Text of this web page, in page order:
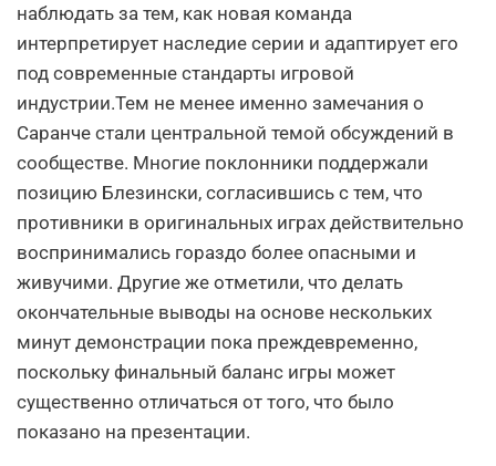
наблюдать за тем, как новая команда
интерпретирует наследие серии и адаптирует его
под современные стандарты игровой
индустрии.Тем не менее именно замечания о
Саранче стали центральной темой обсуждений в
сообществе. Многие поклонники поддержали
позицию Блезински, согласившись с тем, что
противники в оригинальных играх действительно
воспринимались гораздо более опасными и
живучими. Другие же отметили, что делать
окончательные выводы на основе нескольких
минут демонстрации пока преждевременно,
поскольку финальный баланс игры может
существенно отличаться от того, что было
показано на презентации.